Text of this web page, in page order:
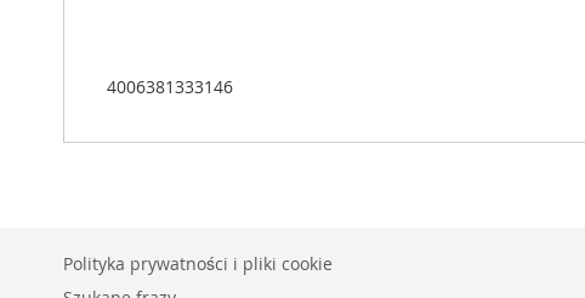
4006381333146
Polityka prywatności i pliki cookie